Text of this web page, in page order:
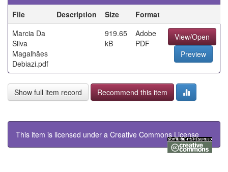
File
Description Size
Format
Marcia Da
Silva
Magalhães
Debiazi.pdf
919.65
kB
Adobe
PDF
View/Open
Preview
Show full item record Recommend this item
This item is licensed under a Creative Commons License